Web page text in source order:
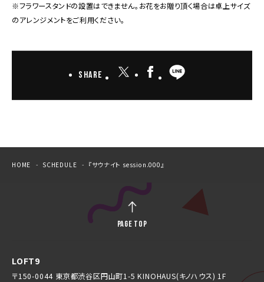
※フラワースタンドの設置はできません。お花をお贈り頂く場合は卓上サイズ
のアレンジメントをご利用ください。
Share
HOME SCHEDULE 『サウナイト session.000』
LOFT9
〒150-0044 東京都渋谷区円山町1-5 KINOHAUS(キノハウス) 1F
PAGE TOP